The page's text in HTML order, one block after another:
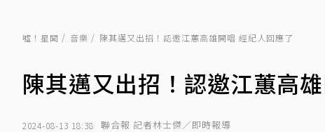
噓！星聞 音樂 陳其邁又出招！認邀江蕙高雄開唱 經紀人回應了
陳其邁又出招！認邀江蕙高
2024-08-13 18:38 聯合報 記者林士傑／即時報導